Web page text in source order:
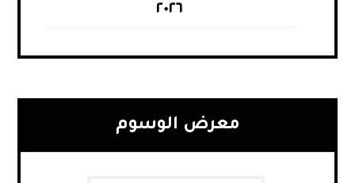
٢٠٢٦
معرض الوسوم